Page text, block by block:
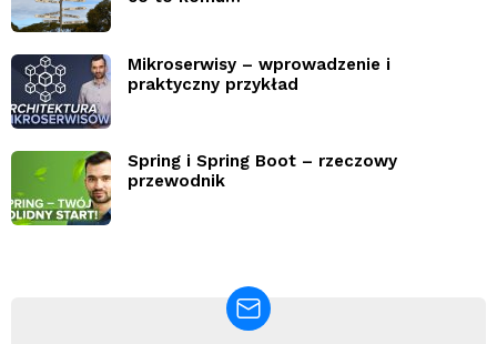
Mikroserwisy – wprowadzenie i
praktyczny przykład
Spring i Spring Boot – rzeczowy
przewodnik